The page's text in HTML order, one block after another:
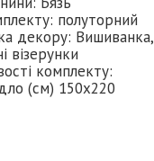
полуторний
декору: Вишиванка,
візерунки
комплекту:
(см) 150х220